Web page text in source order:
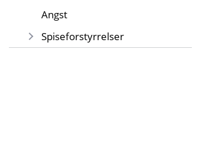
Angst
Spiseforstyrrelser